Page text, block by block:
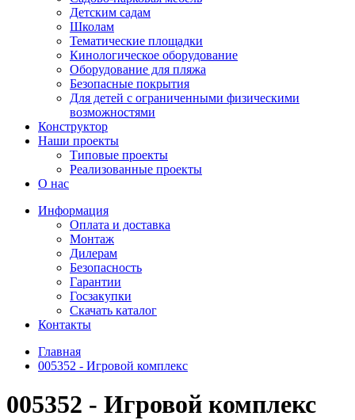
Качалки на пружине
Качели
Песочницы
Песочные городки
Детские столики и скамьи
Домики-беседки
Теневые навесы и сцены
Развивающие игровые элементы
ПДД для детей
Спортивное оборудование
Кинологическое оборудование
Оборудование для пляжа
Для детей с ограниченными физическими
возможностями
Детским садам
Школам
Тематические площадки
Кинологическое оборудование
Оборудование для пляжа
Безопасные покрытия
Для детей с ограниченными физическими
возможностями
Конструктор
Наши проекты
Типовые проекты
Реализованные проекты
О нас
Информация
Оплата и доставка
Монтаж
Дилерам
Безопасность
Гарантии
Госзакупки
Скачать каталог
Контакты
Главная
005352 - Игровой комплекс
005352 - Игровой комплекс